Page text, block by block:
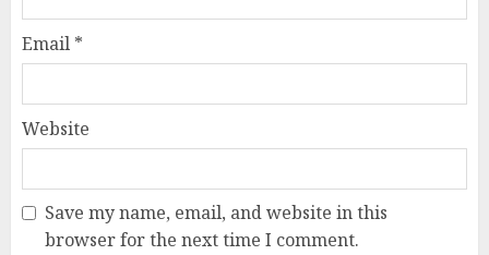
Email *
Website
Save my name, email, and website in this
browser for the next time I comment.